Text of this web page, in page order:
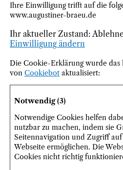
Ihre Einwilligung trifft auf die
www.augustiner-braeu.de
Ihr aktueller Zustand:
Einwilligung ändern
Die Cookie-Erklärung wurde das
von Cookiebot aktualisiert:
Notwendig (3)
Notwendige Cookies helfen
nutzbar zu machen, indem sie
Seitennavigation und Zugriff
Webseite ermöglichen. Die
Cookies nicht richtig